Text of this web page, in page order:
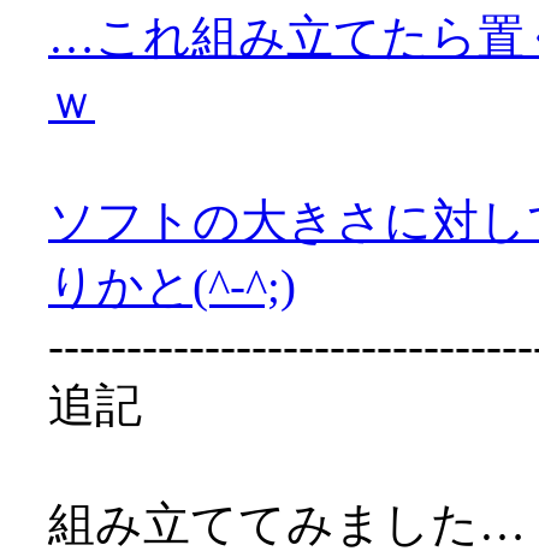
…これ組み立てたら置
ｗ
ソフトの大きさに対
りかと(^-^;)
追記
組み立ててみました…